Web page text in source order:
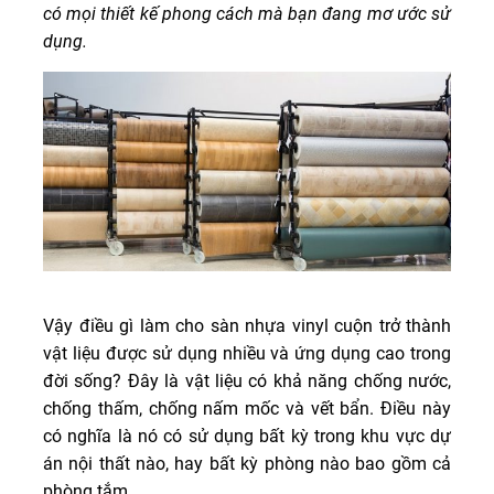
có mọi thiết kế phong cách mà bạn đang mơ ước sử
dụng.
Vậy điều gì làm cho sàn nhựa vinyl cuộn trở thành
vật liệu được sử dụng nhiều và ứng dụng cao trong
đời sống? Đây là vật liệu có khả năng chống nước,
chống thấm, chống nấm mốc và vết bẩn. Điều này
có nghĩa là nó có sử dụng bất kỳ trong khu vực dự
án nội thất nào, hay bất kỳ phòng nào bao gồm cả